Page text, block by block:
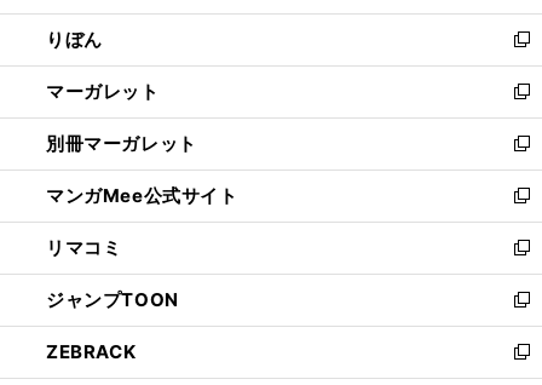
開
く
ウ
で
開
く
ン
ド
ウ
で
開
く
ウ
ィ
ン
ド
ウ
で
開
く
りぼん
新
し
い
ウ
ィ
ン
ド
ウ
で
開
く
マーガレット
新
し
い
ウ
ィ
ン
ド
ウ
で
開
く
別冊マーガレット
新
し
い
ウ
ィ
ン
ド
ウ
で
開
マンガMee公式サイト
新
し
い
ウ
ィ
ン
ド
ウ
リマコミ
新
し
い
ウ
ィ
ン
ジャンプTOON
新
し
い
ZEBRACK
新